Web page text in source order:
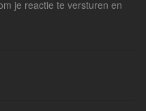
je reactie te versturen en